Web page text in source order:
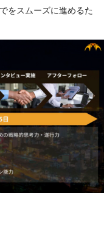
をスムーズに進めるた